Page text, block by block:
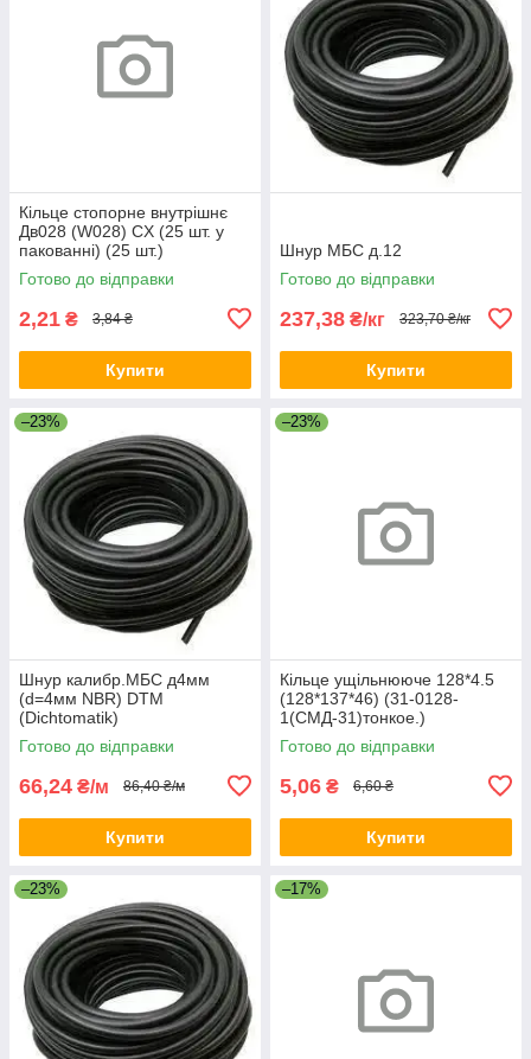
Кільце стопорне внутрішнє
Дв028 (W028) CX (25 шт. у
пакованні) (25 шт.)
Готово до відправки
2,21 ₴ 3,84 ₴
Купити
Шнур МБС д.12
Готово до відправки
237,38 ₴/кг 323,70 ₴/кг
Купити
–23%
Шнур калибр.МБС д4мм
(d=4мм NBR) DTM
(Dichtomatik)
Готово до відправки
66,24 ₴/м 86,40 ₴/м
Купити
–23%
Кільце ущільнююче 128*4.5
(128*137*46) (31-0128-
1(СМД-31)тонкое.)
Резинопласт
Готово до відправки
5,06 ₴ 6,60 ₴
Купити
–23% –17%